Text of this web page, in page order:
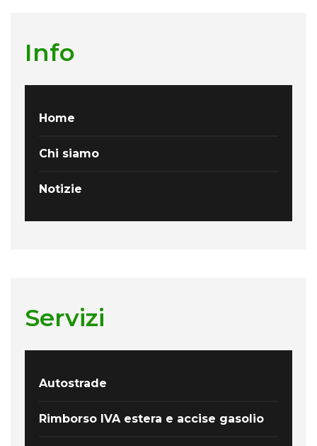
Info
Home
Chi siamo
Notizie
Servizi
Autostrade
Rimborso IVA estera e accise gasolio